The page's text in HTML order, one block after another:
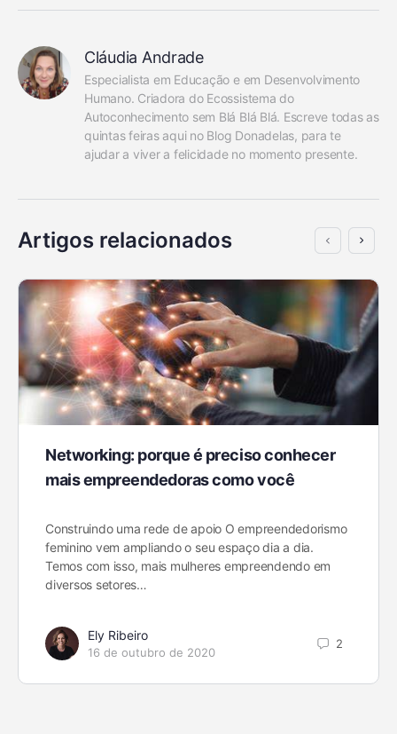
Cláudia Andrade
Especialista em Educação e em Desenvolvimento
Humano. Criadora do Ecossistema do
Autoconhecimento sem Blá Blá Blá. Escreve todas as
quintas feiras aqui no Blog Donadelas, para te
ajudar a viver a felicidade no momento presente.
Artigos relacionados
Networking: porque é preciso conhecer
mais empreendedoras como você
Construindo uma rede de apoio O empreendedorismo
feminino vem ampliando o seu espaço dia a dia.
Temos com isso, mais mulheres empreendendo em
diversos setores…
Ely Ribeiro
16 de outubro de 2020
2